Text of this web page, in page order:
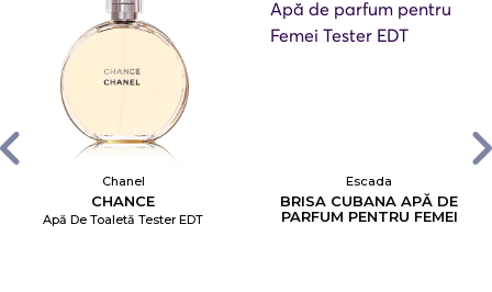
Chanel
CHANCE
Apă De Toaletă Tester EDT
Escada
BRISA CUBANA APĂ DE
PARFUM PENTRU FEMEI